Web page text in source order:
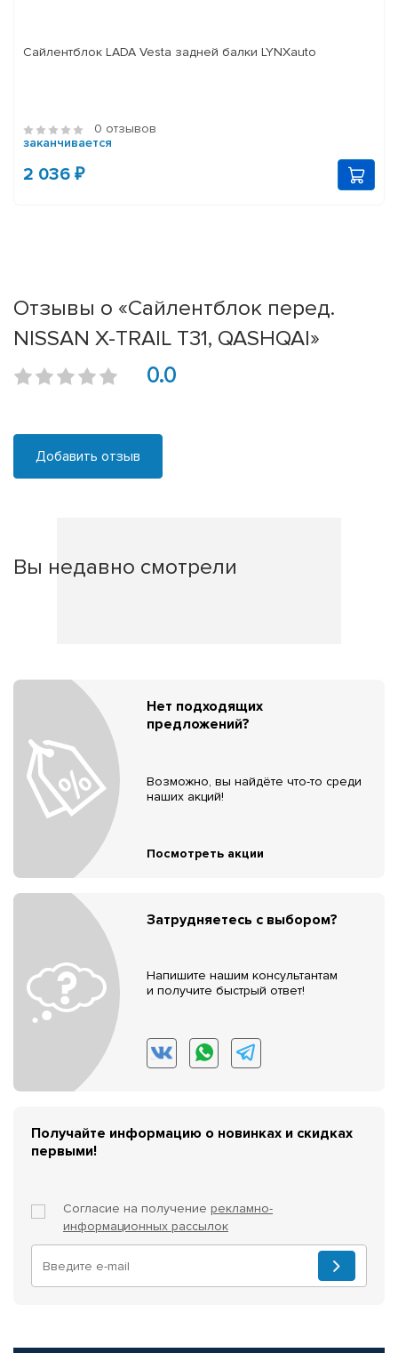
Сайлентблок LADA Vesta задней балки LYNXauto
0 отзывов
заканчивается
2 036 ₽
Отзывы о «Сайлентблок перед.
NISSAN X-TRAIL T31, QASHQAI»
0.0
Добавить отзыв
Вы недавно смотрели
Нет подходящих
предложений?
Возможно, вы найдёте что-то среди
наших акций!
Посмотреть акции
Затрудняетесь с выбором?
Напишите нашим консультантам
и получите быстрый ответ!
Получайте информацию о новинках и скидках
первыми!
Согласие на получение рекламно-
информационных рассылок